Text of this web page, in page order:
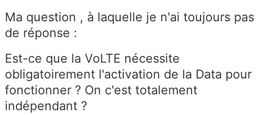
Ma question , à laquelle je n'ai toujours pas
de réponse :
Est-ce que la VoLTE nécessite
obligatoirement l'activation de la Data pour
fonctionner ? On c'est totalement
indépendant ?